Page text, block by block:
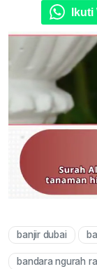
banjir dubai
bandara ngurah